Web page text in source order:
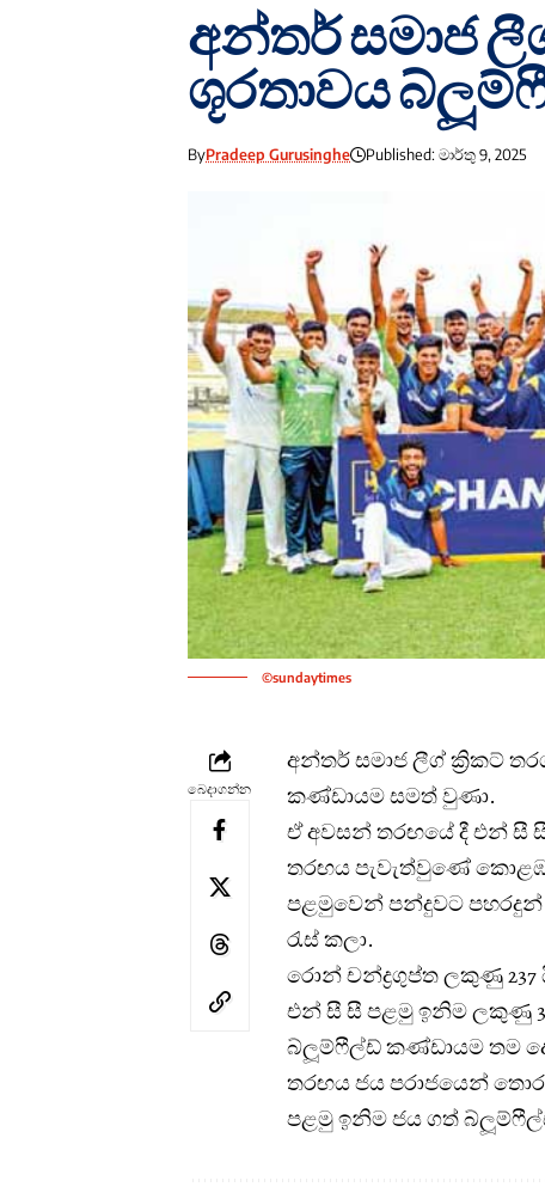
අන්තර් සමාජ
ශූරතාවය
ByPradeep Gurusinghe Published: මාර්තු 9, 2025
©sundaytimes
බෙදාගන්න
අන්තර් සමාජ ලීග් ක්‍රිකට්
කණ්ඩායම සමත් වුණා.
ඒ අවසන් තරඟයේ දී එන් සී
තරඟය පැවැත්වුණේ කොළඹ
පළමුවෙන් පන්දුවට
රැස් කලා.
රොන් චන්ද්‍රගුප්ත ලකුණු 237
එන් සී සී පළමු ඉනිම ලකුණු
බ්ලූම්ෆීල්ඩ් කණ්ඩායම තම
තරඟය ජය පරාජයෙන්
පළමු ඉනිම ජය ගත්